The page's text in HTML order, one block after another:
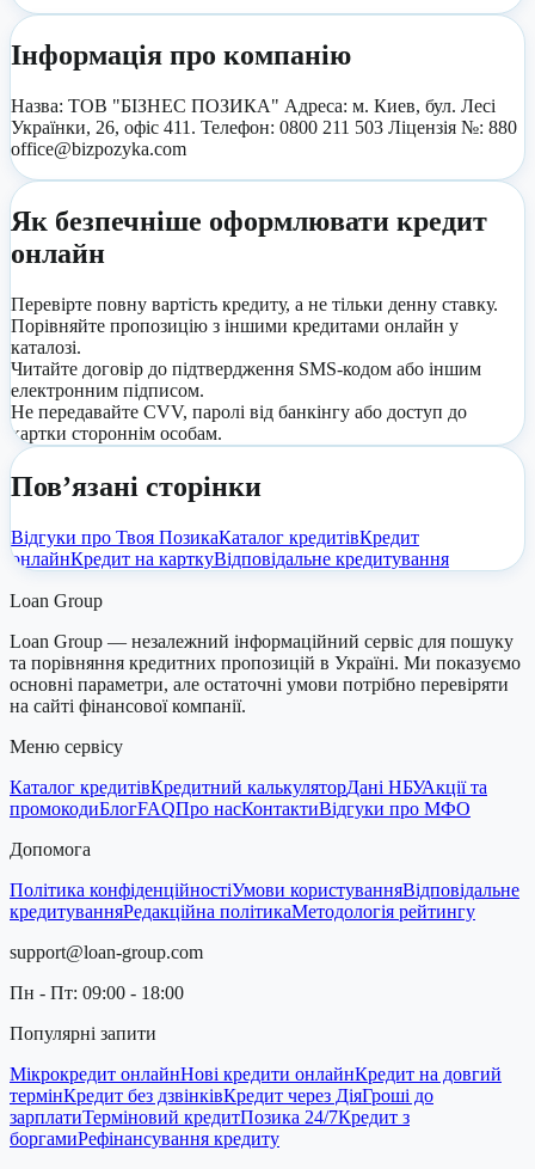
Інформація про компанію
Назва: ТОВ "БІЗНЕС ПОЗИКА" Адреса: м. Киев, бул. Лесі
Українки, 26, офіс 411. Телефон: 0800 211 503 Ліцензія №: 880
office@bizpozyka.com
Як безпечніше оформлювати кредит
онлайн
Перевірте повну вартість кредиту, а не тільки денну ставку.
Порівняйте пропозицію з іншими кредитами онлайн у
каталозі.
Читайте договір до підтвердження SMS-кодом або іншим
електронним підписом.
Не передавайте CVV, паролі від банкінгу або доступ до
картки стороннім особам.
Пов’язані сторінки
Відгуки про Твоя ПозикаКаталог кредитівКредит
онлайнКредит на карткуВідповідальне кредитування
Loan Group
Loan Group — незалежний інформаційний сервіс для пошуку
та порівняння кредитних пропозицій в Україні. Ми показуємо
основні параметри, але остаточні умови потрібно перевіряти
на сайті фінансової компанії.
Меню сервісу
Каталог кредитівКредитний калькуляторДані НБУАкції та
промокодиБлогFAQПро насКонтактиВідгуки про МФО
Допомога
Політика конфіденційностіУмови користуванняВідповідальне
кредитуванняРедакційна політикаМетодологія рейтингу
support@loan-group.com
Пн - Пт: 09:00 - 18:00
Популярні запити
Мікрокредит онлайнНові кредити онлайнКредит на довгий
термінКредит без дзвінківКредит через ДіяГроші до
зарплатиТерміновий кредитПозика 24/7Кредит з
боргамиРефінансування кредиту